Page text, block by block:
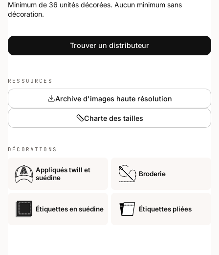
RESSOURCES
Archive d'images haute résolution
Charte des tailles
DÉCORATIONS
Appliqués twill et
suédine
Broderie
Étiquettes en suédine Étiquettes pliées
Minimum de 36 unités décorées. Aucun minimum sans
décoration.
Trouver un distributeur